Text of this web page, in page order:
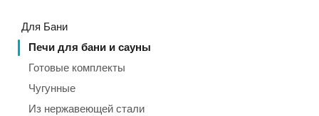
Для Бани
Печи для бани и сауны
Готовые комплекты
Чугунные
Из нержавеющей стали